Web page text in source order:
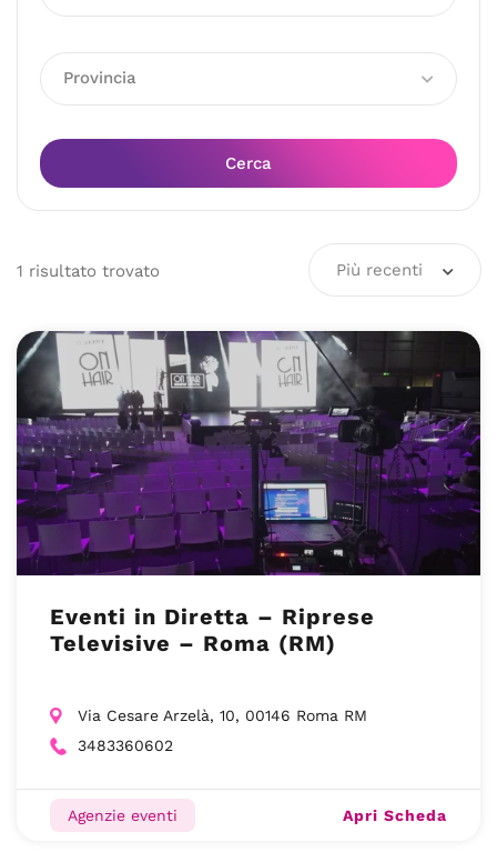
Provincia
Cerca
1 risultato trovato Più recenti
Eventi in Diretta – Riprese
Televisive – Roma (RM)
Via Cesare Arzelà, 10, 00146 Roma RM
3483360602
Agenzie eventi Apri Scheda